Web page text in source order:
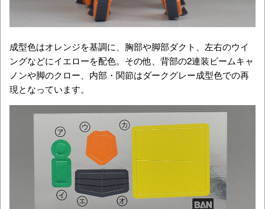
成型色はオレンジを基調に、胸部や脚部ダクト、左右のウイ
ングなどにイエローを配色。その他、背部の2連装ビームキャ
ノンや脚のクロー、内部・関節はダークグレー成型色での再
現となっています。